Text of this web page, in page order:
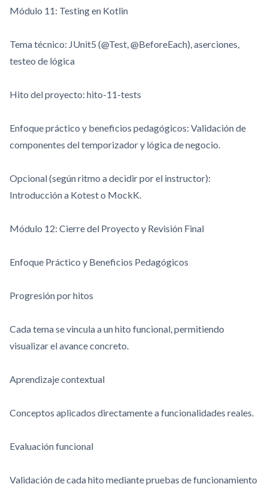
Módulo 11: Testing en Kotlin
Tema técnico: JUnit5 (@Test,@BeforeEach), aserciones,
testeo de lógica
Hito del proyecto: hito-11-tests
Enfoque práctico y beneficios pedagógicos: Validación de
componentes del temporizador y lógica de negocio.
Opcional (según ritmo a decidir por el instructor):
Introducción a Kotest o MockK.
Módulo 12: Cierre del Proyecto y Revisión Final
Enfoque Práctico y Beneficios Pedagógicos
Progresión por hitos
Cada tema se vincula a un hito funcional, permitiendo
visualizar el avance concreto.
Aprendizaje contextual
Conceptos aplicados directamente a funcionalidades reales.
Evaluación funcional
Validación de cada hito mediante pruebas de funcionamiento